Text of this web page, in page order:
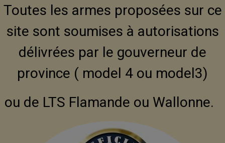
Toutes les armes proposées sur ce
site sont soumises à autorisations
délivrées par le gouverneur de
province ( model 4 ou model3)
ou de LTS Flamande ou Wallonne.